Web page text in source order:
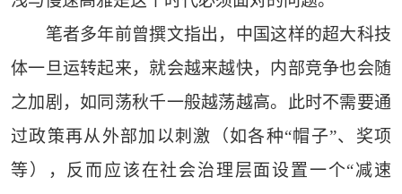
笔者多年前曾撰文指出，中国这样的超大科技
体一旦运转起来，就会越来越快，内部竞争也会随
之加剧，如同荡秋千一般越荡越高。此时不需要通
过政策再从外部加以刺激（如各种“帽子”、奖项
等），反而应该在社会治理层面设置一个“减速